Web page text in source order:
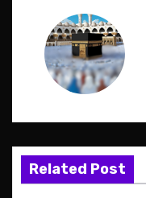
v
iRelated Post